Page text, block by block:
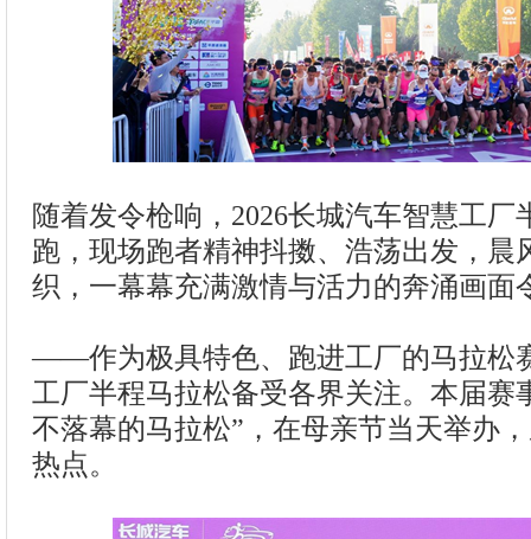
随着发令枪响，2026长城汽车智慧工厂
跑，现场跑者精神抖擞、浩荡出发，晨
织，一幕幕充满激情与活力的奔涌画面
——作为极具特色、跑进工厂的马拉松
工厂半程马拉松备受各界关注。本届赛
不落幕的马拉松”，在母亲节当天举办
热点。